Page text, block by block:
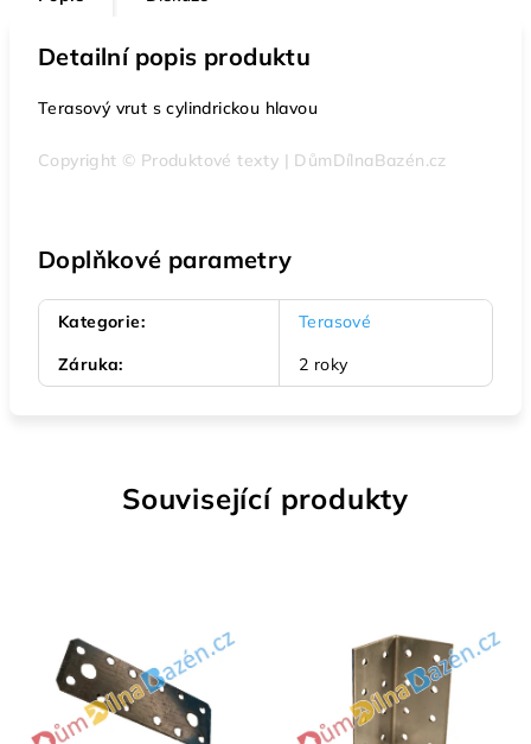
Detailní popis produktu
Terasový vrut s cylindrickou hlavou
Copyright © Produktové texty | DůmDílnaBazén.cz
Doplňkové parametry
Kategorie:
Terasové
Záruka: 2 roky
Související produkty